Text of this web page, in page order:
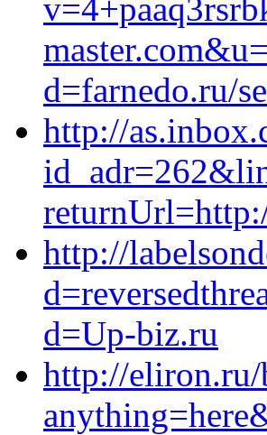
d=farnedo.ru/
http://
http://
d=Up-biz.ru
http://